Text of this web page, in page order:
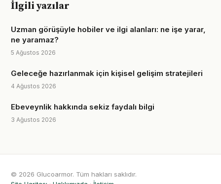
İlgili yazılar
Uzman görüşüyle hobiler ve ilgi alanları: ne işe yarar,
ne yaramaz?
5 Ağustos 2026
Geleceğe hazırlanmak için kişisel gelişim stratejileri
4 Ağustos 2026
Ebeveynlik hakkında sekiz faydalı bilgi
3 Ağustos 2026
© 2026 Glucoarmor. Tüm hakları saklıdır.